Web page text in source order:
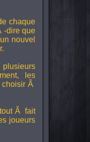
chaque
-dire que
nouvel
les
Ã
Ã fait
joueurs